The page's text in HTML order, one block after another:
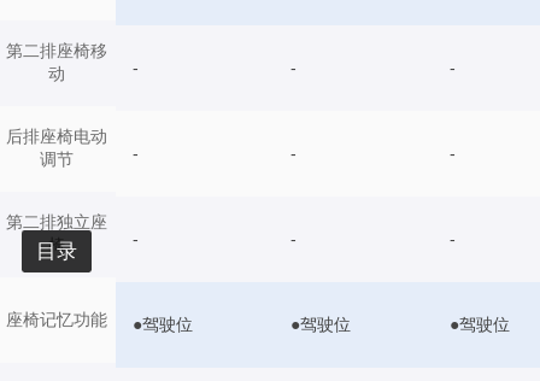
第二排座椅移
动
后排座椅电动
调节
第二排独立座
椅
座椅记忆功能
- - -
- - -
- - -
●驾驶位 ●驾驶位 ●驾驶位
目录